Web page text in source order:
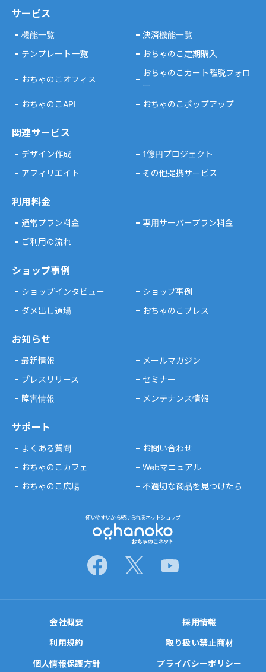
使いやすいから続けられるネットショップ
サービス
機能一覧
決済機能一覧
テンプレート一覧
おちゃのこ定期購入
おちゃのこオフィス
おちゃのこカート離脱フォロ
ー
おちゃのこAPI
おちゃのこポップアップ
関連サービス
デザイン作成
1億円プロジェクト
アフィリエイト
その他提携サービス
利用料金
通常プラン料金
専用サーバープラン料金
ご利用の流れ
ショップ事例
ショップインタビュー
ショップ事例
ダメ出し道場
おちゃのこプレス
お知らせ
最新情報
メールマガジン
プレスリリース
セミナー
障害情報
メンテナンス情報
サポート
よくある質問
お問い合わせ
おちゃのこカフェ
Webマニュアル
おちゃのこ広場
不適切な商品を見つけたら
会社概要 採用情報
利用規約 取り扱い禁止商材
個人情報保護方針 プライバシーポリシー